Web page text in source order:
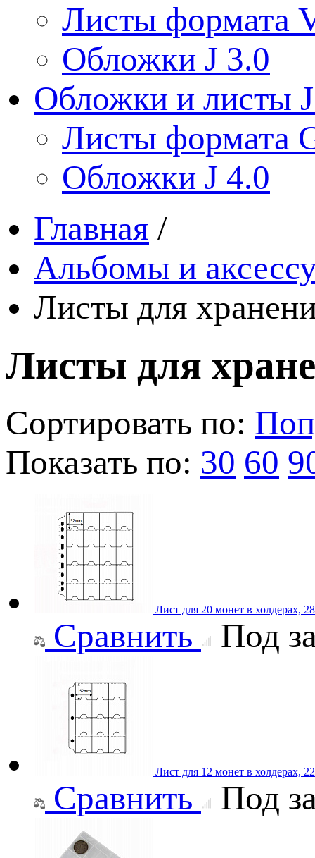
Листы формата
Обложки J 3.0
Обложки и листы
Листы формата
Обложки J 4.0
Главная /
Альбомы и
Листы для
Листы для
Сортировать по:
Показать по: 30 60
Лист для 20 монет в холдерах,
Сравнить Под
Лист для 12 монет в холдерах,
Сравнить Под